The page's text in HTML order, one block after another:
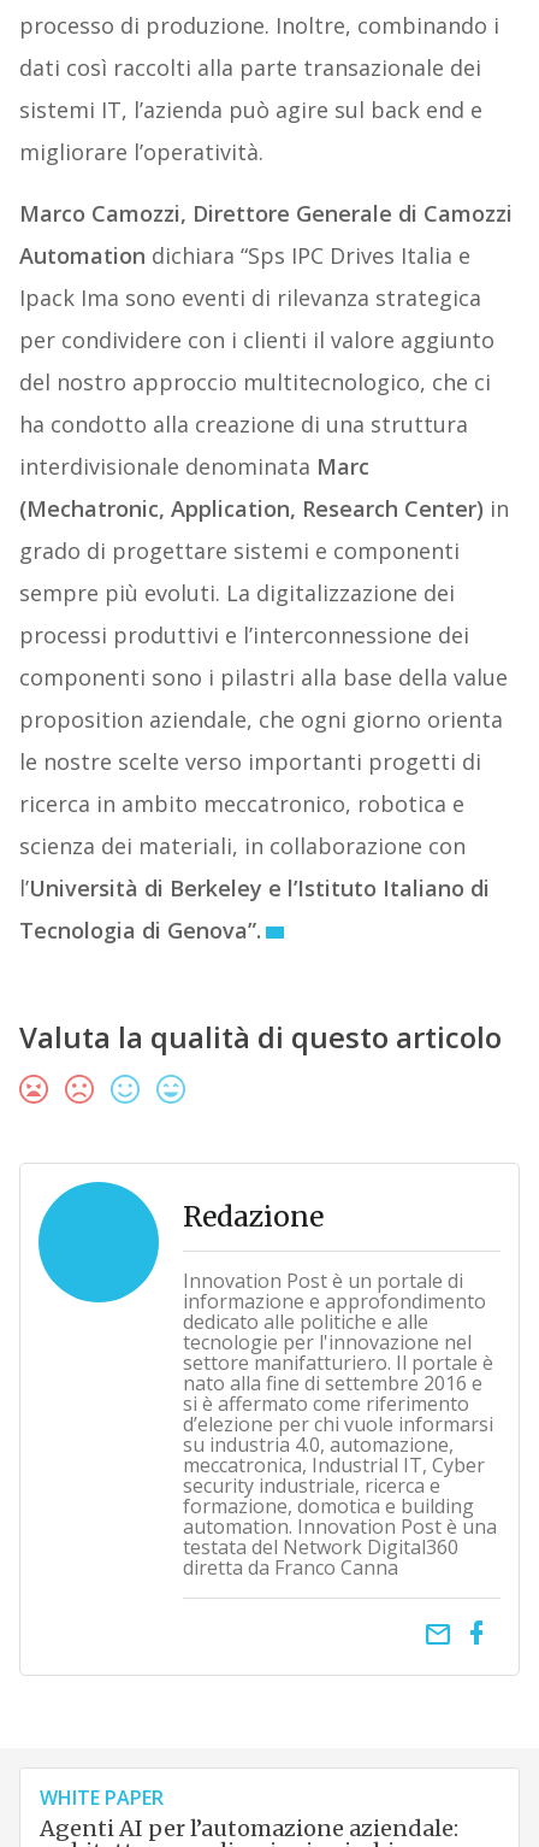
processo di produzione. Inoltre, combinando i
dati così raccolti alla parte transazionale dei
sistemi IT, l’azienda può agire sul back end e
migliorare l’operatività.
Marco Camozzi, Direttore Generale di Camozzi
Automation dichiara “Sps IPC Drives Italia e
Ipack Ima sono eventi di rilevanza strategica
per condividere con i clienti il valore aggiunto
del nostro approccio multitecnologico, che ci
ha condotto alla creazione di una struttura
interdivisionale denominata Marc
(Mechatronic, Application, Research Center) in
grado di progettare sistemi e componenti
sempre più evoluti. La digitalizzazione dei
processi produttivi e l’interconnessione dei
componenti sono i pilastri alla base della value
proposition aziendale, che ogni giorno orienta
le nostre scelte verso importanti progetti di
ricerca in ambito meccatronico, robotica e
scienza dei materiali, in collaborazione con
l’Università di Berkeley e l’Istituto Italiano di
Tecnologia di Genova”.
Valuta la qualità di questo articolo
Redazione
Innovation Post è un portale di
informazione e approfondimento
dedicato alle politiche e alle
tecnologie per l'innovazione nel
settore manifatturiero. Il portale è
nato alla fine di settembre 2016 e
si è affermato come riferimento
d’elezione per chi vuole informarsi
su industria 4.0, automazione,
meccatronica, Industrial IT, Cyber
security industriale, ricerca e
formazione, domotica e building
automation. Innovation Post è una
testata del Network Digital360
diretta da Franco Canna
email
WHITE PAPER
Agenti AI per l’automazione aziendale: